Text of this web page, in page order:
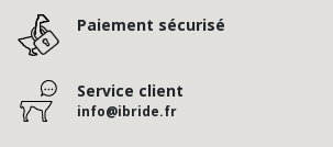
Paiement sécurisé
Service client
info@ibride.fr